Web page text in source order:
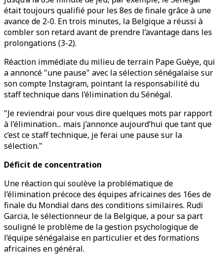
était toujours qualifié pour les 8es de finale grâce à une
avance de 2-0. En trois minutes, la Belgique a réussi à
combler son retard avant de prendre l’avantage dans les
prolongations (3-2).
Réaction immédiate du milieu de terrain Pape Guèye, qui
a annoncé "une pause" avec la sélection sénégalaise sur
son compte Instagram, pointant la responsabilité du
staff technique dans l’élimination du Sénégal.
"Je reviendrai pour vous dire quelques mots par rapport
à l’élimination... mais j’annonce aujourd’hui que tant que
c’est ce staff technique, je ferai une pause sur la
sélection."
Déficit de concentration
Une réaction qui soulève la problématique de
l’élimination précoce des équipes africaines des 16es de
finale du Mondial dans des conditions similaires. Rudi
Garcia, le sélectionneur de la Belgique, a pour sa part
souligné le problème de la gestion psychologique de
l’équipe sénégalaise en particulier et des formations
africaines en général.